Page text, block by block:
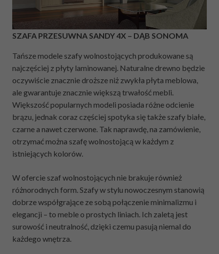
SZAFA PRZESUWNA SANDY 4X – DĄB SONOMA
Tańsze modele szafy wolnostojących produkowane są
najczęściej z płyty laminowanej. Naturalne drewno będzie
oczywiście znacznie droższe niż zwykła płyta meblowa,
ale gwarantuje znacznie większą trwałość mebli.
Większość popularnych modeli posiada różne odcienie
brązu, jednak coraz częściej spotyka się także szafy białe,
czarne a nawet czerwone. Tak naprawdę, na zamówienie,
otrzymać można szafę wolnostojącą w każdym z
istniejących kolorów.
W ofercie szaf wolnostojących nie brakuje również
różnorodnych form. Szafy w stylu nowoczesnym stanowią
dobrze współgrające ze sobą połączenie minimalizmu i
elegancji – to meble o prostych liniach. Ich zaletą jest
surowość i neutralność, dzięki czemu pasują niemal do
każdego wnętrza.